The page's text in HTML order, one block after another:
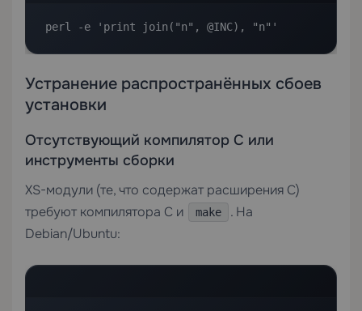
perl -e 'print join("n", @INC), "n"'
Устранение распространённых сбоев
установки
Отсутствующий компилятор C или
инструменты сборки
XS-модули (те, что содержат расширения C)
требуют компилятора C и
make
. На
Debian/Ubuntu: